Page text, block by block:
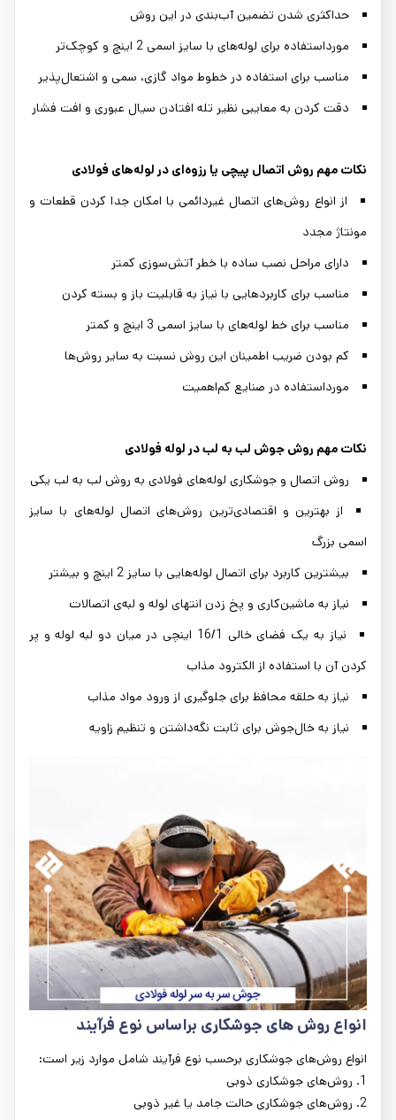
حداکثری شدن تضمین آب‌بندی در این روش
مورداستفاده برای لوله‌های با سایز اسمی 2 اینچ و کوچک‌تر
مناسب برای استفاده در خطوط مواد گازی، سمی و اشتعال‌پذیر
دقت کردن به معایبی نظیر تله افتادن سیال عبوری و افت فشار
نکات مهم روش اتصال پیچی یا رزوه‌ای در لوله‌های فولادی
از انواع روش‌های اتصال غیردائمی با امکان جدا کردن قطعات و
مونتاژ مجدد
دارای مراحل نصب ساده با خطر آتش‌سوزی کمتر
مناسب برای کاربردهایی با نیاز به قابلیت باز و بسته کردن
مناسب برای خط لوله‌‌های با سایز اسمی 3 اینچ و کمتر
کم بودن ضریب اطمینان این روش نسبت به سایر روش‌‌ها
مورداستفاده در صنایع کم‌اهمیت
نکات مهم روش جوش لب به لب در لوله فولادی
روش اتصال و جوشکاری لوله‌های فولادی به روش لب به لب یکی
از بهترین و اقتصادی‌ترین روش‌های اتصال لوله‌های با سایز
اسمی بزرگ
بیشترین کاربرد برای اتصال لوله‌هایی با سایز 2 اینچ و بیشتر
نیاز به ماشین‌کاری و پخ زدن انتهای لوله و لبه‌ی اتصالات
نیاز به یک فضای خالی 16/1 اینچی در میان دو لبه لوله و پر
کردن آن با استفاده از الکترود مذاب
نیاز به حلقه محافظ برای جلوگیری از ورود مواد مذاب
نیاز به خال‌جوش برای ثابت نگه‌داشتن و تنظیم زاویه
انواع روش‌ های جوشکاری براساس نوع فرآیند
انواع روش‌های جوشکاری برحسب نوع فرآیند شامل موارد زیر است:
1. روش‌های جوشکاری ذوبی
2. روش‌های جوشکاری حالت جامد یا غیر ذوبی